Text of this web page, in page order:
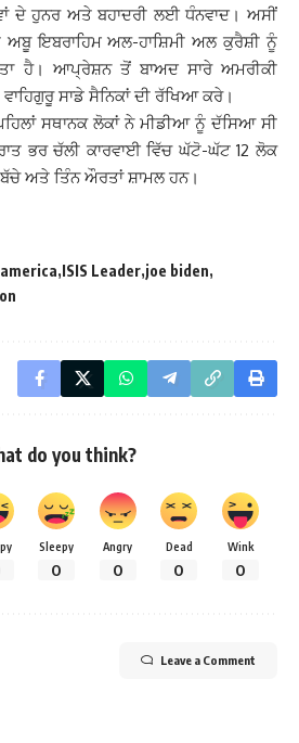
ਦੇ ਹੁਨਰ ਅਤੇ ਬਹਾਦਰੀ ਲਈ ਧੰਨਵਾਦ। ਅਸੀਂ
ਇਬਰਾਹਿਮ ਅਲ-ਹਾਸ਼ਿਮੀ ਅਲ ਕੁਰੈਸ਼ੀ ਨੂੰ
ਹੈ। ਆਪ੍ਰੇਸ਼ਨ ਤੋਂ ਬਾਅਦ ਸਾਰੇ ਅਮਰੀਕੀ
ਸਾਡੇ ਸੈਨਿਕਾਂ ਦੀ ਰੱਖਿਆ ਕਰੇ।
ਸਥਾਨਕ ਲੋਕਾਂ ਨੇ ਮੀਡੀਆ ਨੂੰ ਦੱਸਿਆ ਸੀ
ਭਰ ਚੱਲੀ ਕਾਰਵਾਈ ਵਿੱਚ ਘੱਟੋ-ਘੱਟ 12 ਲੋਕ
ਅਤੇ ਤਿੰਨ ਔਰਤਾਂ ਸ਼ਾਮਲ ਹਨ।
america ISIS Leader joe biden
do you think?
Sleepy
0
Angry
0
Dead
0
Wink
0
Leave a Comment